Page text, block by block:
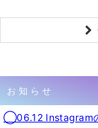
お知らせ
◯06.12 Instagramの